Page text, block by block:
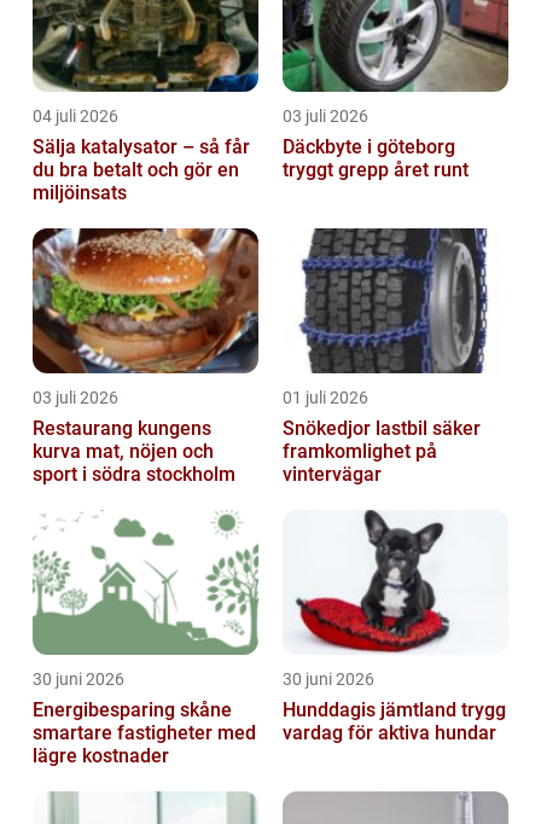
04 juli 2026
Sälja katalysator – så får
du bra betalt och gör en
miljöinsats
03 juli 2026
Däckbyte i göteborg
tryggt grepp året runt
03 juli 2026
Restaurang kungens
kurva mat, nöjen och
sport i södra stockholm
01 juli 2026
Snökedjor lastbil säker
framkomlighet på
vintervägar
30 juni 2026
Energibesparing skåne
smartare fastigheter med
lägre kostnader
30 juni 2026
Hunddagis jämtland trygg
vardag för aktiva hundar